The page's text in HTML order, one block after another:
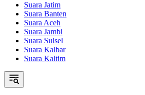
Suara Jatim
Suara Banten
Suara Aceh
Suara Jambi
Suara Sulsel
Suara Kalbar
Suara Kaltim